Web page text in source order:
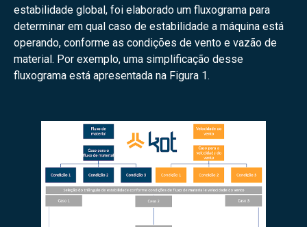
estabilidade global, foi elaborado um fluxograma para
determinar em qual caso de estabilidade a máquina está
operando, conforme as condições de vento e vazão de
material. Por exemplo, uma simplificação desse
fluxograma está apresentada na Figura 1.